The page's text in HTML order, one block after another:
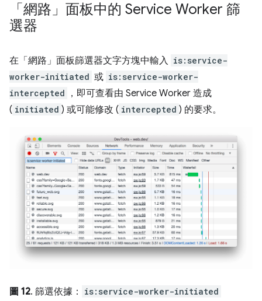
「網路」面板中的 Service Worker 篩
選器
在「網路」面板篩選器文字方塊中輸入 is:service-
worker-initiated 或 is:service-worker-
intercepted
，即可查看由 Service Worker 造成
( initiated ) 或可能修改 ( intercepted ) 的要求。
圖 12. 篩選依據： is:service-worker-initiated